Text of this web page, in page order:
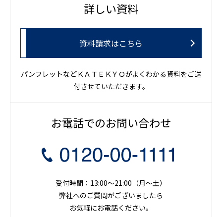
詳しい資料
資料請求はこちら
パンフレットなどＫＡＴＥＫＹＯがよくわかる資料をご送
付させていただきます。
お電話でのお問い合わせ
受付時間：13:00～21:00（月〜土）
弊社へのご質問がございましたら
お気軽にお電話ください。